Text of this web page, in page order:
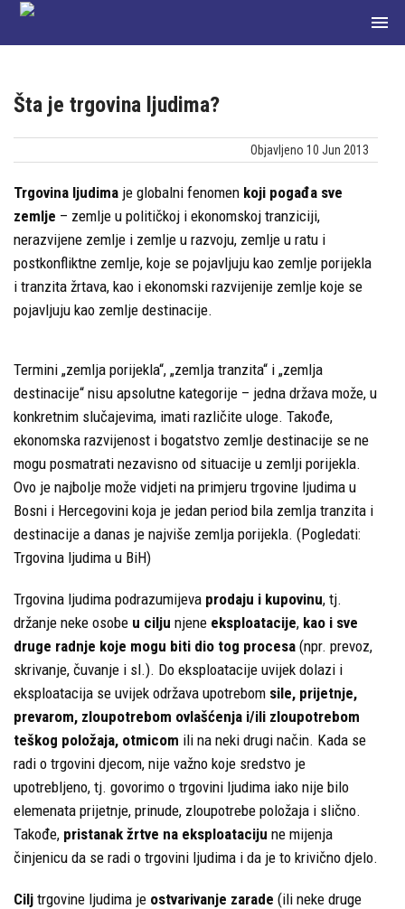

Početna
О
nama
Članice
mreže
Aktuelnosti
i
politike
Publikacije
Prevencija
Kontakti
Šta je trgovina ljudima?
Objavljeno 10 Jun 2013
Trgovina ljudima je globalni fenomen koji pogađa sve
zemlje – zemlje u političkoj i ekonomskoj tranziciji,
nerazvijene zemlje i zemlje u razvoju, zemlje u ratu i
postkonfliktne zemlje, koje se pojavljuju kao zemlje porijekla
i tranzita žrtava, kao i ekonomski razvijenije zemlje koje se
pojavljuju kao zemlje destinacije.
Termini „zemlja porijekla“, „zemlja tranzita“ i „zemlja
destinacije“ nisu apsolutne kategorije – jedna država može, u
konkretnim slučajevima, imati različite uloge. Takođe,
ekonomska razvijenost i bogatstvo zemlje destinacije se ne
mogu posmatrati nezavisno od situacije u zemlji porijekla.
Ovo je najbolje može vidjeti na primjeru trgovine ljudima u
Bosni i Hercegovini koja je jedan period bila zemlja tranzita i
destinacije a danas je najviše zemlja porijekla. (Pogledati:
Trgovina ljudima u BiH)
Trgovina ljudima podrazumijeva prodaju i kupovinu, tj.
držanje neke osobe u cilju njene eksploatacije, kao i sve
druge radnje koje mogu biti dio tog procesa (npr. prevoz,
skrivanje, čuvanje i sl.). Do eksploatacije uvijek dolazi i
eksploatacija se uvijek održava upotrebom sile, prijetnje,
prevarom, zloupotrebom ovlašćenja i/ili zloupotrebom
teškog položaja, otmicom ili na neki drugi način. Kada se
radi o trgovini djecom, nije važno koje sredstvo je
upotrebljeno, tj. govorimo o trgovini ljudima iako nije bilo
elemenata prijetnje, prinude, zloupotrebe položaja i slično.
Takođe, pristanak žrtve na eksploataciju ne mijenja
činjenicu da se radi o trgovini ljudima i da je to krivično djelo.
Cilj trgovine ljudima je ostvarivanje zarade (ili neke druge